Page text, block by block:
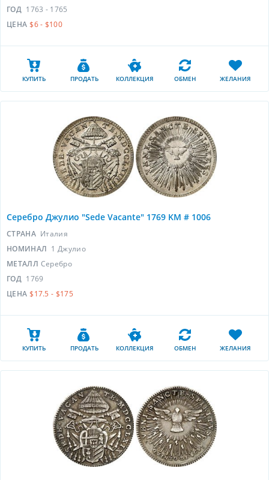
ГОД 1763 - 1765
ЦЕНА $6 - $100
КУПИТЬ ПРОДАТЬ КОЛЛЕКЦИЯ ОБМЕН ЖЕЛАНИЯ
Серебро Джулио "Sede Vacante" 1769 KM # 1006
СТРАНА Италия
НОМИНАЛ 1 Джулио
МЕТАЛЛ Серебро
ГОД 1769
ЦЕНА $17.5 - $175
КУПИТЬ ПРОДАТЬ КОЛЛЕКЦИЯ ОБМЕН ЖЕЛАНИЯ